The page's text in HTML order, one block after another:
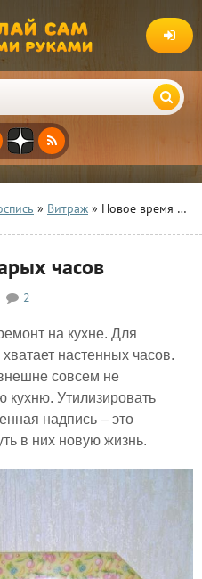
» Витраж » Новое время для старых часов
часов
2
на кухне. Для
настенных часов.
совсем не
кухню. Утилизировать
надпись – это
в них новую жизнь.